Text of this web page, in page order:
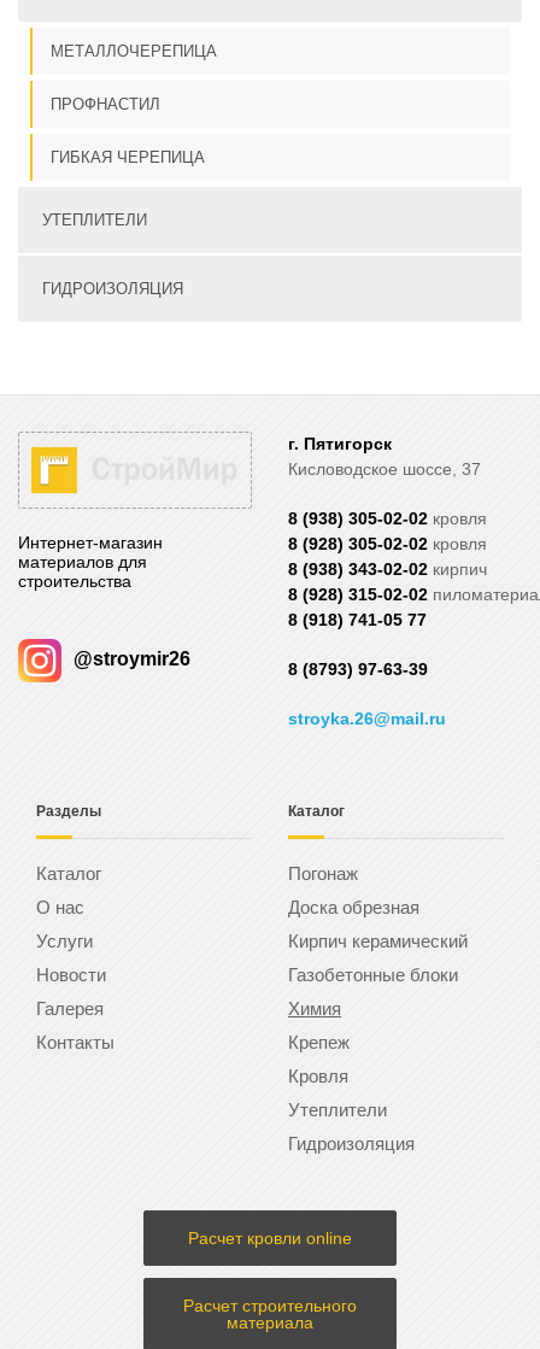
МЕТАЛЛОЧЕРЕПИЦА
ПРОФНАСТИЛ
ГИБКАЯ ЧЕРЕПИЦА
УТЕПЛИТЕЛИ
ГИДРОИЗОЛЯЦИЯ
Интернет-магазин
материалов для
строительства
@stroymir26
г. Пятигорск
Кисловодское шоссе, 37
8 (938) 305-02-02 кровля
8 (928) 305-02-02 кровля
8 (938) 343-02-02 кирпич
8 (928) 315-02-02
8 (918) 741-05 77
8 (8793) 97-63-39
stroyka.26@mail.ru
Разделы
Каталог
О нас
Услуги
Новости
Галерея
Контакты
Каталог
Погонаж
Доска обрезная
Кирпич керамический
Газобетонные блоки
Химия
Крепеж
Кровля
Утеплители
Гидроизоляция
Расчет кровли online
Расчет строительного
материала